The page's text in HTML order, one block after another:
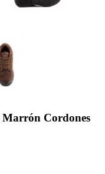
Marrón Cordones